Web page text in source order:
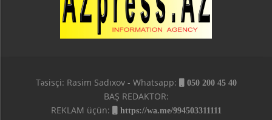
Təsisçi: Rasim Sadıxov - Whatsapp: 050 200 45 40
BAŞ REDAKTOR:
REKLAM üçün:
https://wa.me/994503311111